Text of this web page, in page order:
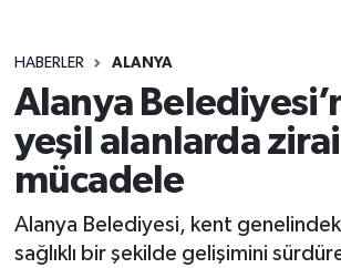
HABERLER ALANYA
Alanya
yeşil alanlarda zirai
mücadele
Alanya Belediyesi, kent
sağlıklı bir şekilde gelişimini
Siyaset
Spor
Turizm
Ekonomi
Süper Lig Puan Durumu ve
Tüm Manşetler
Son Dakika Haberleri
Haber Arşivi